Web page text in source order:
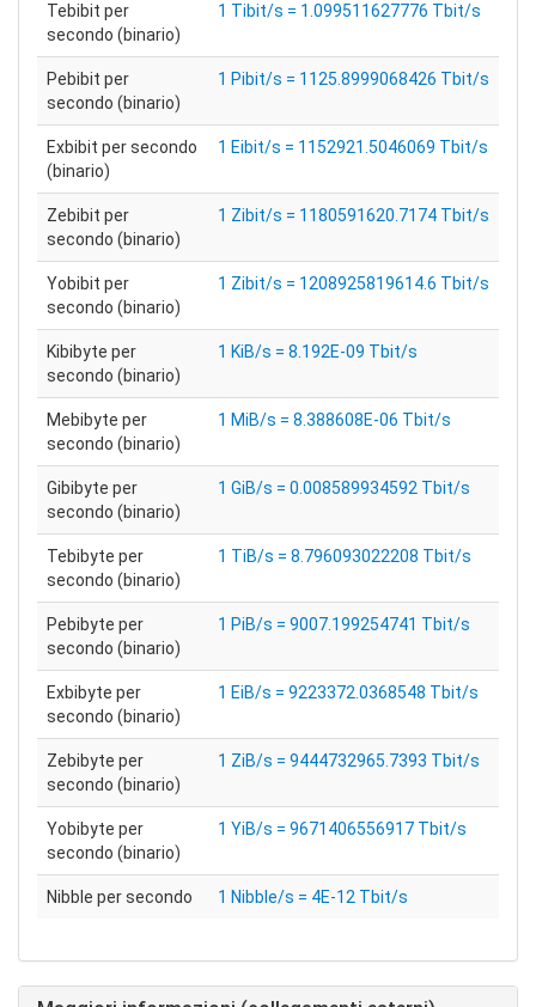
Tebibit per
secondo (binario)
1 Tibit/s = 1.099511627776 Tbit/s
Pebibit per
secondo (binario)
1 Pibit/s = 1125.8999068426 Tbit/s
Exbibit per secondo
(binario)
1 Eibit/s = 1152921.5046069 Tbit/s
Zebibit per
secondo (binario)
1 Zibit/s = 1180591620.7174 Tbit/s
Yobibit per
secondo (binario)
1 Zibit/s = 1208925819614.6 Tbit/s
Kibibyte per
secondo (binario)
1 KiB/s = 8.192E-09 Tbit/s
Mebibyte per
secondo (binario)
1 MiB/s = 8.388608E-06 Tbit/s
Gibibyte per
secondo (binario)
1 GiB/s = 0.008589934592 Tbit/s
Tebibyte per
secondo (binario)
1 TiB/s = 8.796093022208 Tbit/s
Pebibyte per
secondo (binario)
1 PiB/s = 9007.199254741 Tbit/s
Exbibyte per
secondo (binario)
1 EiB/s = 9223372.0368548 Tbit/s
Zebibyte per
secondo (binario)
1 ZiB/s = 9444732965.7393 Tbit/s
Yobibyte per
secondo (binario)
1 YiB/s = 9671406556917 Tbit/s
Nibble per secondo 1 Nibble/s = 4E-12 Tbit/s